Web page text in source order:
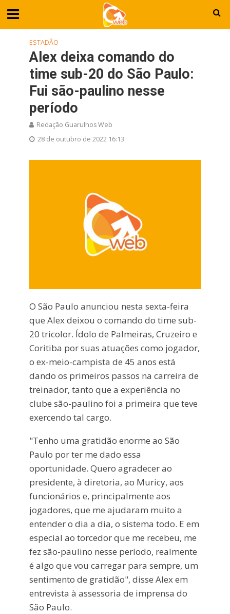
ESTADÃO
Alex deixa comando do
time sub-20 do São Paulo:
Fui são-paulino nesse
período
Redação Guarulhos Web
28 de outubro de 2022 16:13
O São Paulo anunciou nesta sexta-feira
que Alex deixou o comando do time sub-
20 tricolor. Ídolo de Palmeiras, Cruzeiro e
Coritiba por suas atuações como jogador,
o ex-meio-campista de 45 anos está
dando os primeiros passos na carreira de
treinador, tanto que a experiência no
clube são-paulino foi a primeira que teve
exercendo tal cargo.
"Tenho uma gratidão enorme ao São
Paulo por ter me dado essa
oportunidade. Quero agradecer ao
presidente, à diretoria, ao Muricy, aos
funcionários e, principalmente aos
jogadores, que me ajudaram muito a
entender o dia a dia, o sistema todo. E em
especial ao torcedor que me recebeu, me
fez são-paulino nesse período, realmente
é algo que vou carregar para sempre, um
sentimento de gratidão", disse Alex em
entrevista à assessoria de imprensa do
São Paulo.